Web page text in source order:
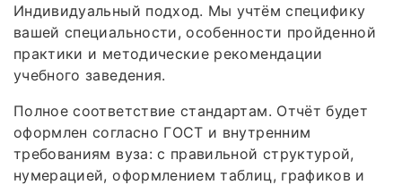
Индивидуальный подход. Мы учтём специфику
вашей специальности, особенности пройденной
практики и методические рекомендации
учебного заведения.
Полное соответствие стандартам. Отчёт будет
оформлен согласно ГОСТ и внутренним
требованиям вуза: с правильной структурой,
нумерацией, оформлением таблиц, графиков и